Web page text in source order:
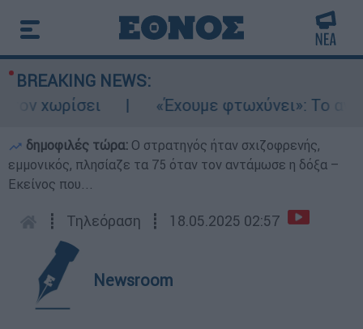
BREAKING NEWS:
«Έχουμε φτωχύνει»: Το αντίο
δημοφιλές τώρα: O στρατηγός ήταν σχιζοφρενής,
εμμονικός, πλησίαζε τα 75 όταν τον αντάμωσε η δόξα –
Εκείνος που...
┋ Τηλεόραση ┋ 18.05.2025 02:57
Newsroom